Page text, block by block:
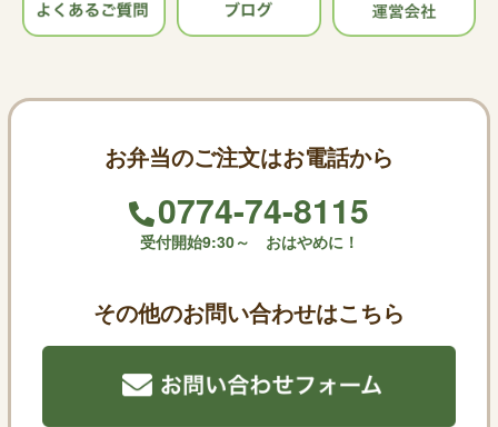
お弁当のご注文はお電話から
0774-74-8115
受付開始9:30～ おはやめに！
その他のお問い合わせはこちら